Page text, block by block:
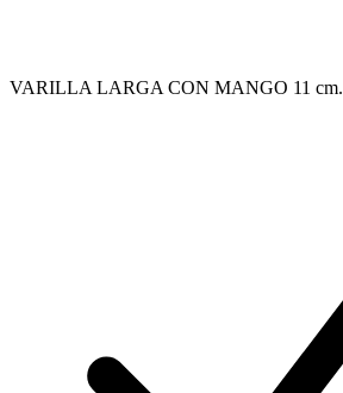
VARILLA LARGA CON MANGO 11 cm.